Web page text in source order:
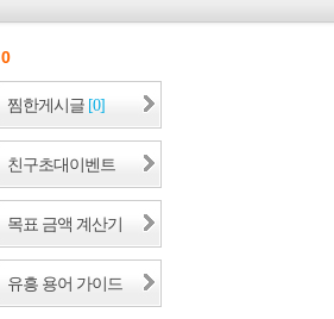
0
찜한게시글 [0]
친구초대이벤트
목표 금액 계산기
유흥 용어 가이드